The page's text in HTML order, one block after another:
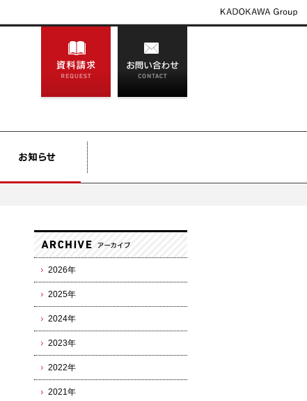
2026年
2025年
2024年
2023年
2022年
2021年